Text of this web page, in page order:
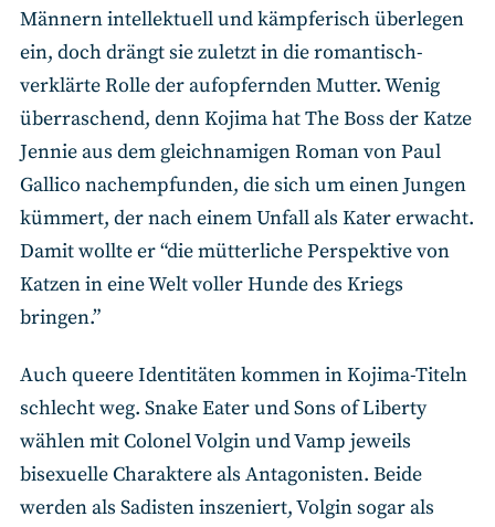
Männern intellektuell und kämpferisch überlegen
ein, doch drängt sie zuletzt in die romantisch-
verklärte Rolle der aufopfernden Mutter. Wenig
überraschend, denn Kojima hat The Boss der Katze
Jennie aus dem gleichnamigen Roman von Paul
Gallico nachempfunden, die sich um einen Jungen
kümmert, der nach einem Unfall als Kater erwacht.
Damit wollte er “die mütterliche Perspektive von
Katzen in eine Welt voller Hunde des Kriegs
bringen.”
Auch queere Identitäten kommen in Kojima-Titeln
schlecht weg. Snake Eater und Sons of Liberty
wählen mit Colonel Volgin und Vamp jeweils
bisexuelle Charaktere als Antagonisten. Beide
werden als Sadisten inszeniert, Volgin sogar als